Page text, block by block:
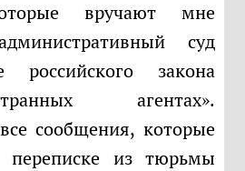
вручают мне
суд
российского закона
агентах».
сообщения, которые
из тюрьмы